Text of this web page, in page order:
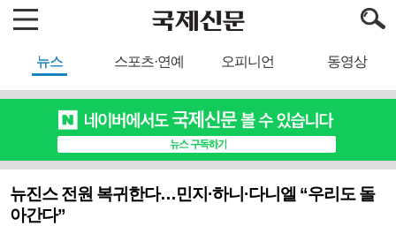
뉴스 스포츠·연예 오피니언 동영상
뉴진스 전원 복귀한다…민지·하니·다니엘 “우리도 돌
아간다”